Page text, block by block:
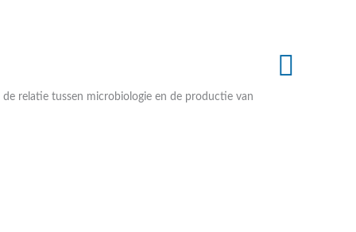
relatie tussen microbiologie en de productie van